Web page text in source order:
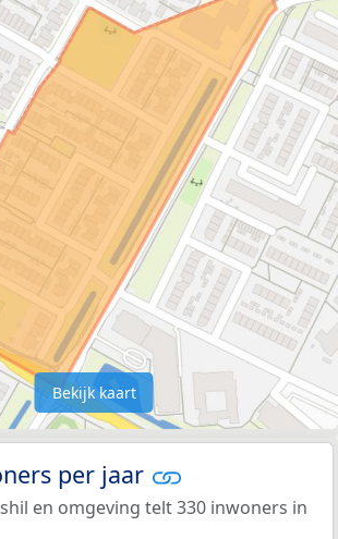
Bekijk kaart
per jaar
en omgeving telt 330 inwoners in